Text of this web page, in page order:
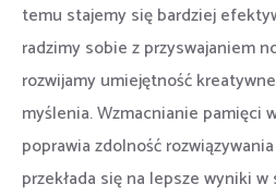
temu stajemy się bardziej
radzimy sobie z przyswajaniem
rozwijamy umiejętność
myślenia. Wzmacnianie pamięci
poprawia zdolność
przekłada się na lepsze wyniki